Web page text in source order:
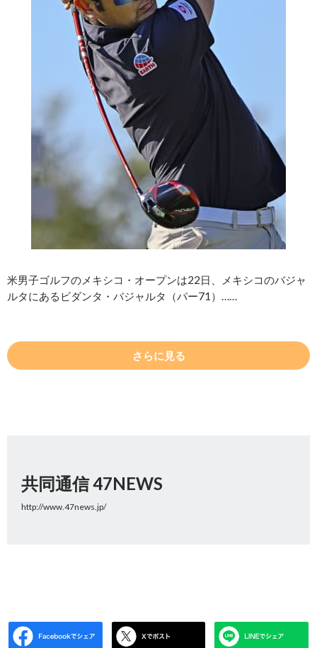
米男子ゴルフのメキシコ・オープンは22日、メキシコのバジャ
ルタにあるビダンタ・バジャルタ（パー71）……
さらに見る
共同通信 47NEWS
http://www.47news.jp/